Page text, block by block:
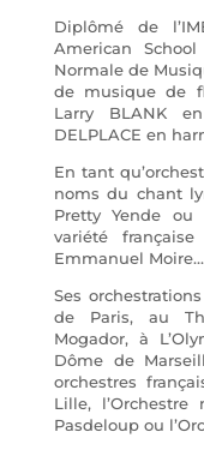
Diplômé de
American
Normale de
de musique de
Larry BLANK
DELPLACE en
En tant
noms du chant
Pretty Yende
variété
Emmanuel Moire…
Ses
de Paris, au
Mogador, à
Dôme de
orchestres
Lille, l’Orchestre
Pasdeloup ou